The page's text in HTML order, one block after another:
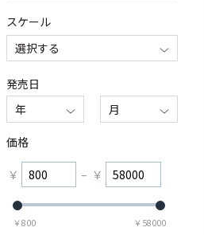
スケール
選択する
発売日
年
月
価格
￥ – ￥
￥800 ￥ 58000